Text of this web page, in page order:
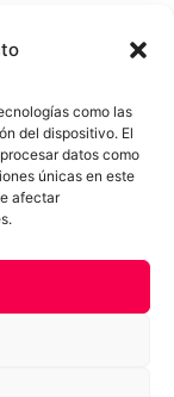
como las
del dispositivo. El
datos como
únicas en este
afectar
el Uso de IA